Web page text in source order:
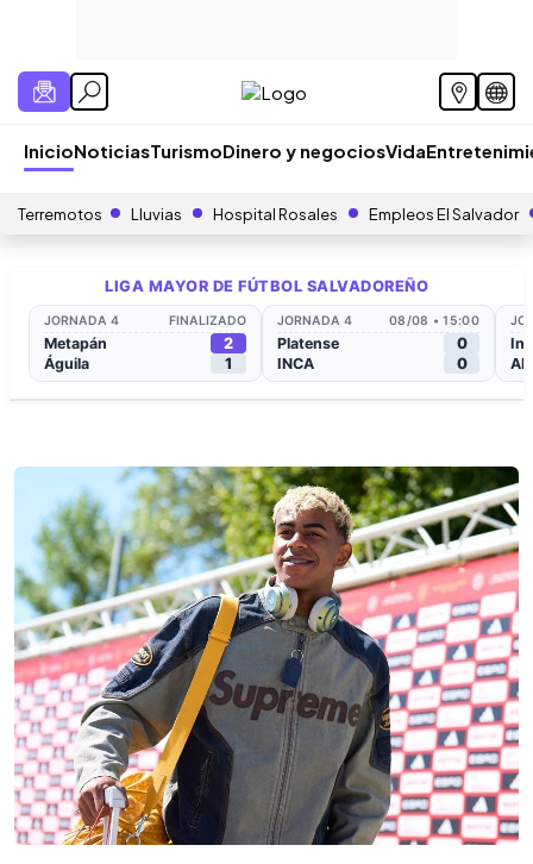
InicioNoticiasTurismoDinero y negociosVida
Terremotos Lluvias Hospital Rosales Empleos El Salvador